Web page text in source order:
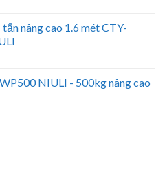
nâng cao 1.6 mét CTY-
NIULI - 500kg nâng cao